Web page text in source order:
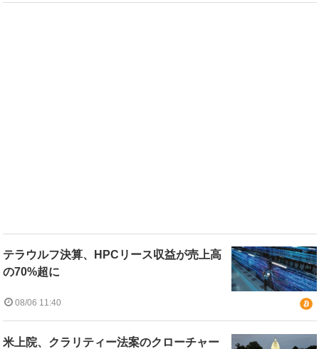
テラウルフ決算、HPCリース収益が売上高
の70%超に
08/06 11:40
米上院、クラリティー法案のクローチャー